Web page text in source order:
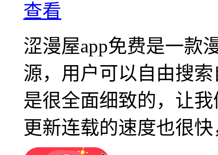
查看
涩漫屋app免费是一款
源，用户可以自由搜
是很全面细致的，让
更新连载的速度也很